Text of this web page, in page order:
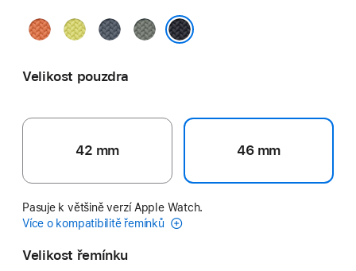
kurkumováneonověocelovězelenošedá
Velikost pouzdra
42 mm 46 mm
Pasuje k většině verzí Apple Watch.
Více o kompatibilitě řemínků
Velikost řemínku